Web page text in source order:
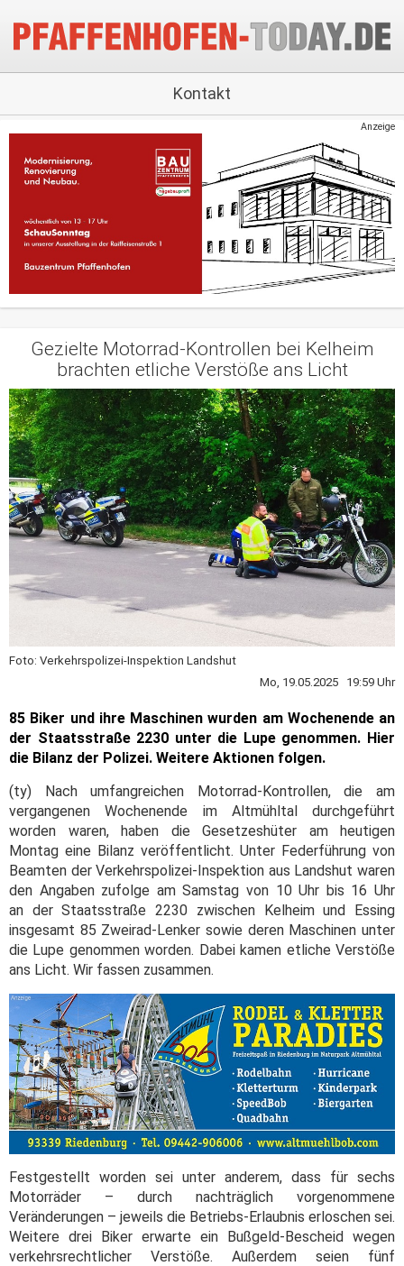
Kontakt
Anzeige
Gezielte Motorrad-Kontrollen bei Kelheim
brachten etliche Verstöße ans Licht
Foto: Verkehrspolizei-Inspektion Landshut
Mo, 19.05.2025 19:59 Uhr
85 Biker und ihre Maschinen wurden am Wochenende an
der Staatsstraße 2230 unter die Lupe genommen. Hier
die Bilanz der Polizei. Weitere Aktionen folgen.
(ty) Nach umfangreichen Motorrad-Kontrollen, die am
vergangenen Wochenende im Altmühltal durchgeführt
worden waren, haben die Gesetzeshüter am heutigen
Montag eine Bilanz veröffentlicht. Unter Federführung von
Beamten der Verkehrspolizei-Inspektion aus Landshut waren
den Angaben zufolge am Samstag von 10 Uhr bis 16 Uhr
an der Staatsstraße 2230 zwischen Kelheim und Essing
insgesamt 85 Zweirad-Lenker sowie deren Maschinen unter
die Lupe genommen worden. Dabei kamen etliche Verstöße
ans Licht. Wir fassen zusammen.
Festgestellt worden sei unter anderem, dass für sechs
Motorräder – durch nachträglich vorgenommene
Veränderungen – jeweils die Betriebs-Erlaubnis erloschen sei.
Weitere drei Biker erwarte ein Bußgeld-Bescheid wegen
verkehrsrechtlicher Verstöße. Außerdem seien fünf